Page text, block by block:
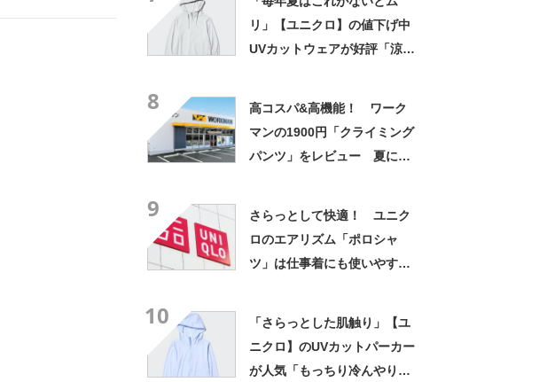
リ」【ユニクロ】の値下げ中
UVカットウェアが好評「涼し
8
高コスパ&高機能！ ワーク
マンの1900円「クライミング
パンツ」をレビュー 夏にう
9
さらっとして快適！ ユニク
ロのエアリズム「ポロシャ
ツ」は仕事着にも使いやすい
10
「さらっとした肌触り」【ユ
ニクロ】のUVカットパーカー
が人気「もっちり冷んやりと